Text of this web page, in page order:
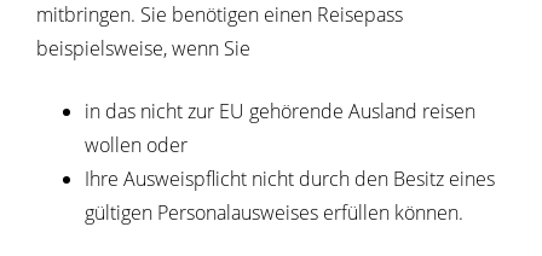
mitbringen. Sie benötigen einen Reisepass
beispielsweise, wenn Sie
in das nicht zur EU gehörende Ausland reisen
wollen oder
Ihre Ausweispflicht nicht durch den Besitz eines
gültigen Personalausweises erfüllen können.